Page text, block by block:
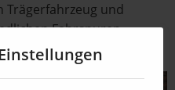
Trägerfahrzeug und
Fahrspuren